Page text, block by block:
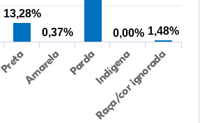
PretaAmarela PardaIndígena
Raça/cor ignorada
13,28%
0,37%
0,00% 1,48%